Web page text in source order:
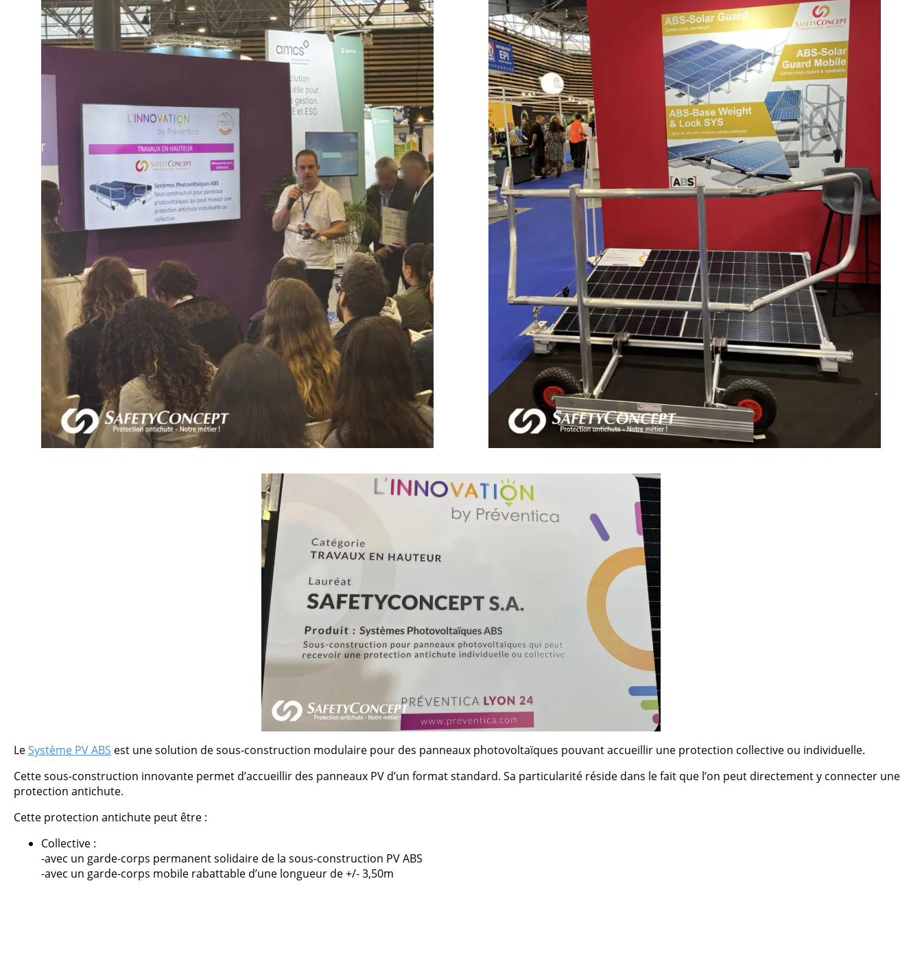
LeSystème PV ABS est une solution de sous-construction modulaire pour des panneaux photovoltaïques pouvant accueillir une protection collective ou individuelle.
Cette sous-construction innovante permet d’accueillir des panneaux PV d’un format standard. Sa particularité réside dans le fait que l’on peut directement y connecter une
protection antichute.
Cette protection antichute peut être :
Collective :
-avec un garde-corps permanent solidaire de la sous-construction PV ABS
-avec un garde-corps mobile rabattable d’une longueur de +/- 3,50m